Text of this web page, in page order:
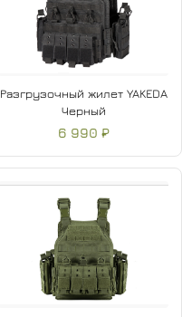
Разгрузочный жилет YAKEDA
Черный
6 990 ₽